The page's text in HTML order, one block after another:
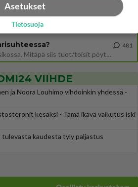
Uuden TTK-juontajan ympärillä epätietoisuus sakenee - Nyt MTV hämmentää soppaa
Siinäpä se kysymys on otsikossa. Mitäpä siis tuot/toisit pöytään parisuhteessa? Oletko mies vai nainen? Koetko sen mitä
481
VIIHDE
ja Noora Louhimo vihdoinkin yhdessä -
kesäksi - Tämä ikävä vaikutus iski
kaudesta tyly paljastus
Asetukset
Tietosuoja